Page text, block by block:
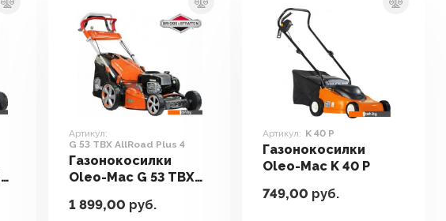
Артикул:
G 53 TBX AllRoad Plus 4
Газонокосилки
Oleo-Mac G 53 TBX
1 899,00 руб.
Артикул: K 40 P
Газонокосилки
Oleo-Mac K 40 P
749,00 руб.